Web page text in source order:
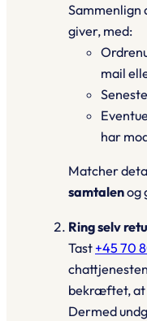
Sammenlign
giver, med:
mail
har
Matcher
samtalenog
Ring selv
Tast +45 70
bekræftet, at
Dermed